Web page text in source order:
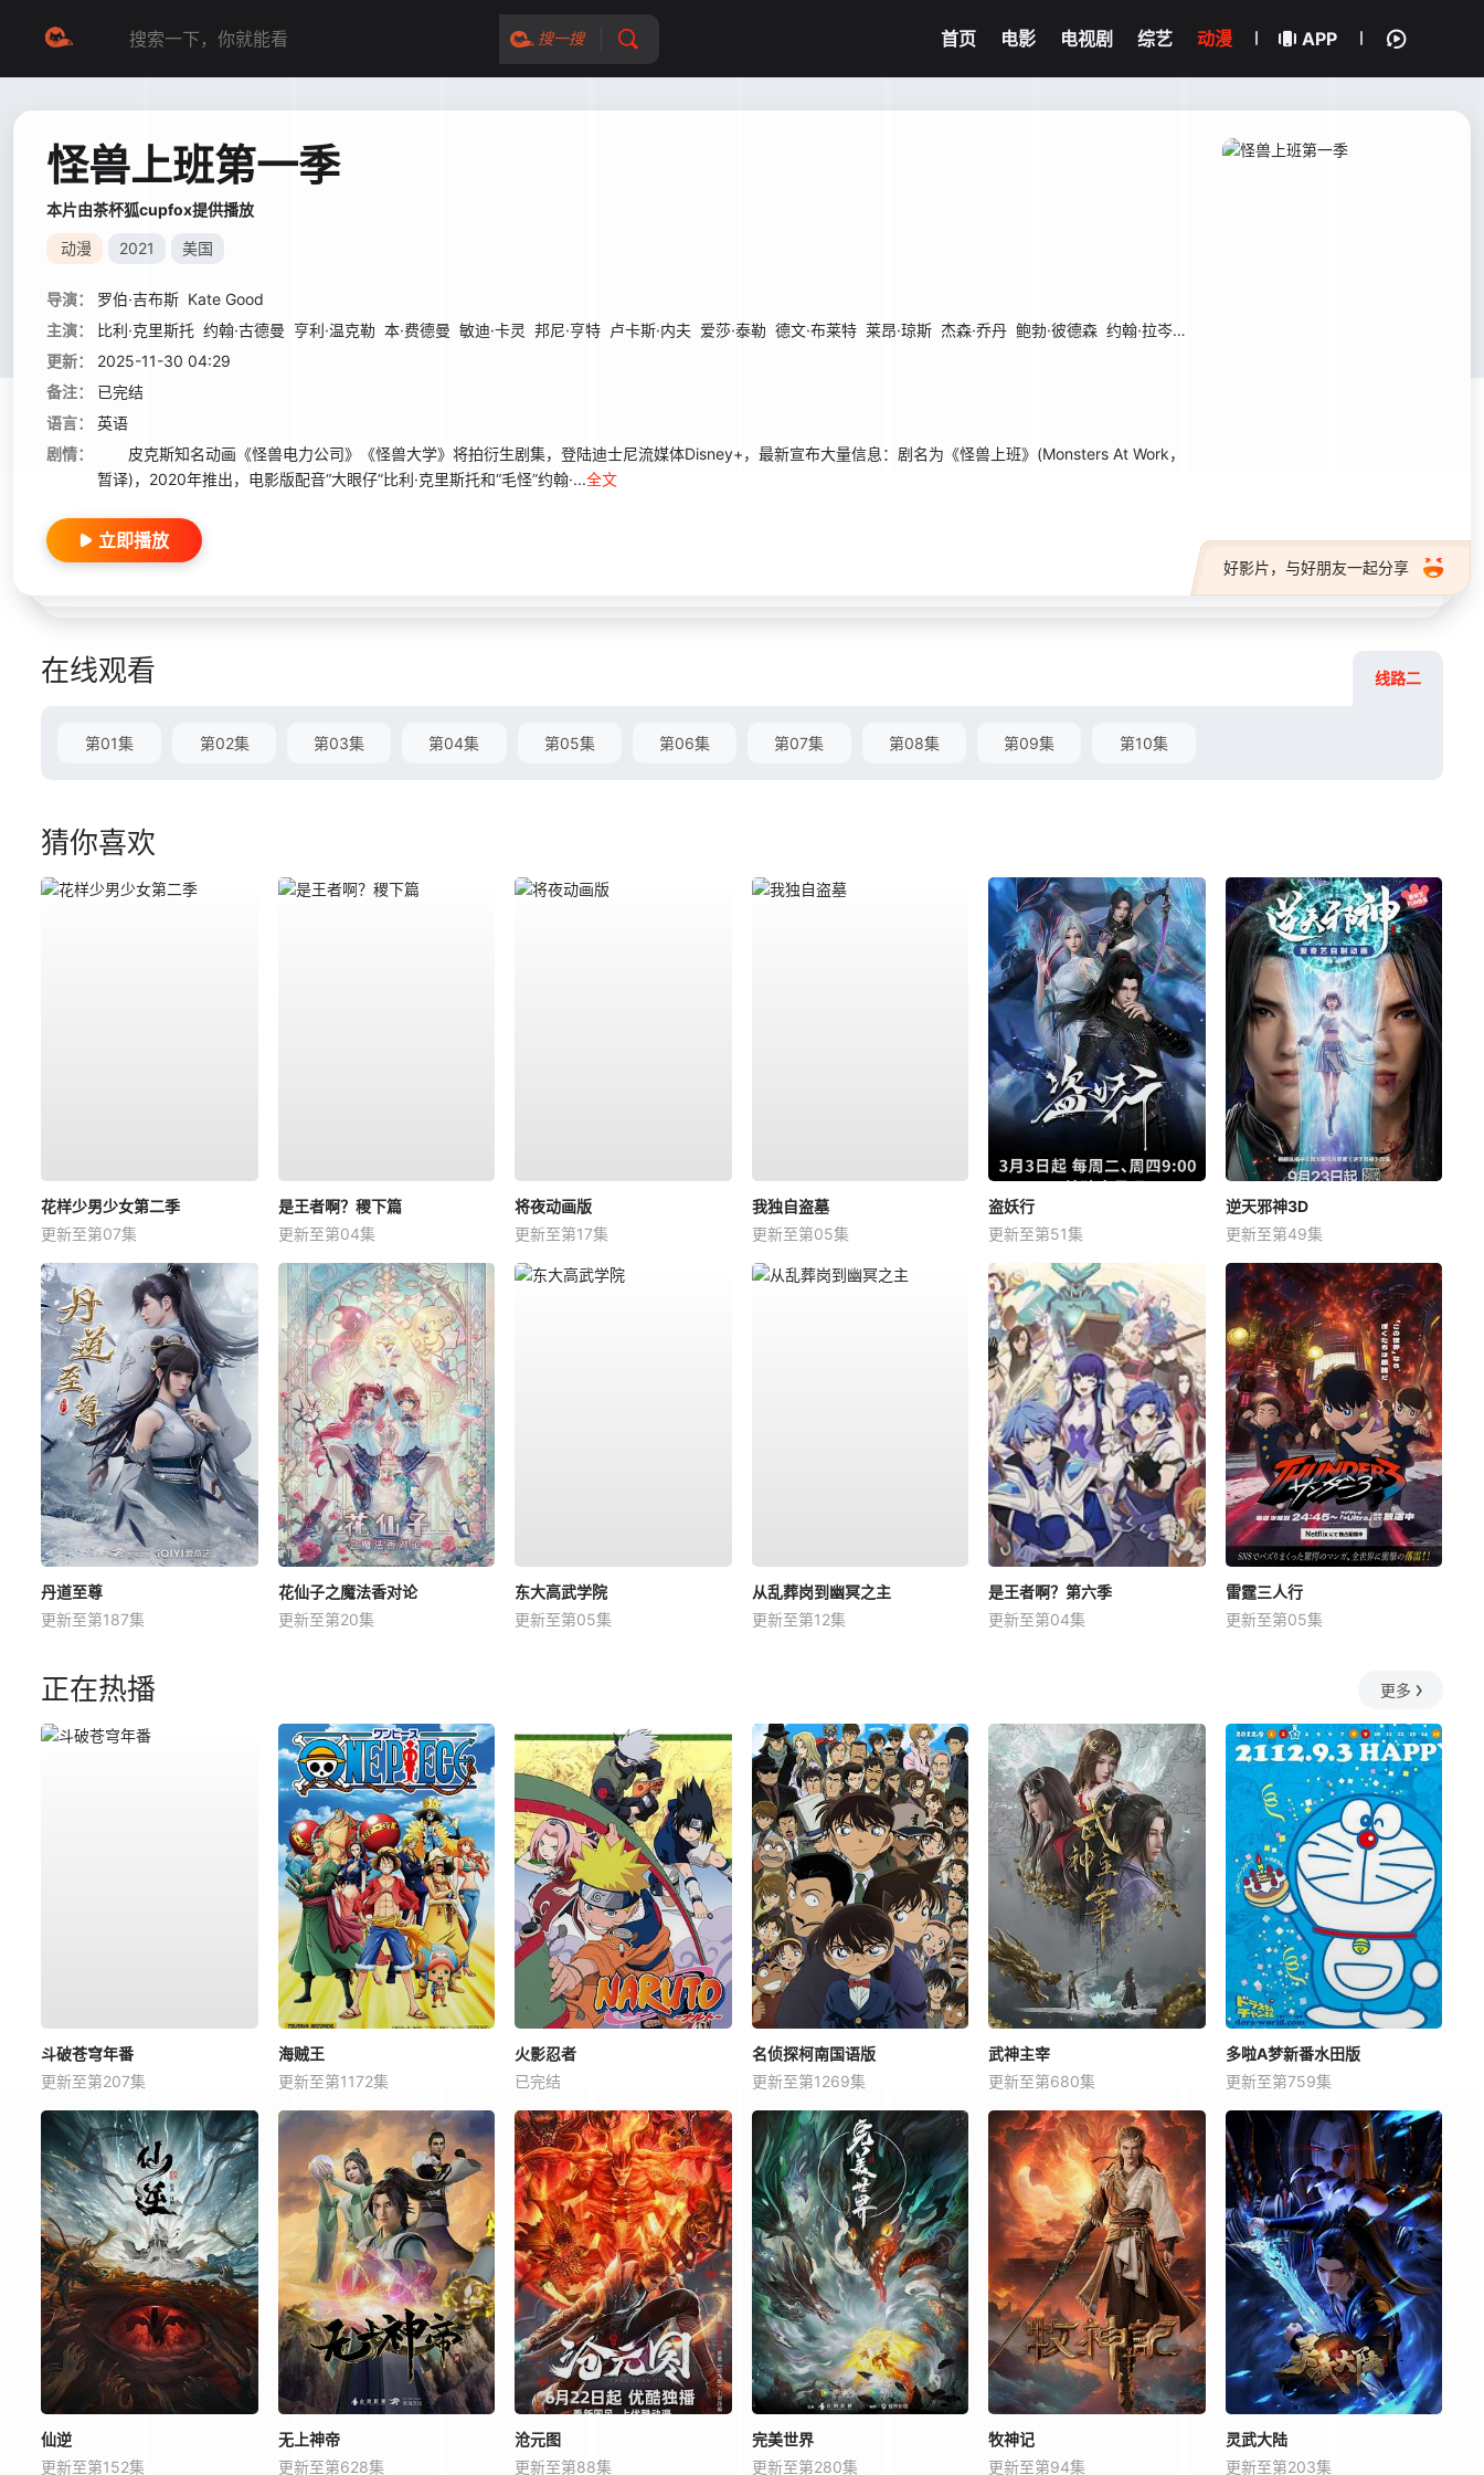
搜一搜 首页 电影 电视剧 综艺 动漫 APP
怪兽上班第一季
本片由茶杯狐cupfox提供播放
动漫 2021 美国
导演： 罗伯·吉布斯 Kate Good
主演：
比利·克里斯托 约翰·古德曼 亨利·温克勒 本·费德曼 敏迪·卡灵 邦尼·亨特 卢卡斯·内夫 爱莎·泰勒 德文·布莱特 莱昂·琼斯 杰森·乔丹 鲍勃·彼德森 约翰·拉岑贝格
更新：
2025-11-30 04:29
备注：
已完结
语言：
英语
剧情：
皮克斯知名动画《怪兽电力公司》《怪兽大学》将拍衍生剧集，登陆迪士尼流媒体Disney+，最新宣布大量信息：剧名为《怪兽上班》(Monsters At Work，
暂译)，2020年推出，电影版配音“大眼仔”比利·克里斯托和“毛怪”约翰·...全文
好影片，与好朋友一起分享
立即播放
在线观看 线路二
第01集 第02集 第03集 第04集 第05集 第06集 第07集 第08集 第09集 第10集
猜你喜欢
花样少男少女第二季
更新至第07集
是王者啊？稷下篇
更新至第04集
将夜动画版
更新至第17集
我独自盗墓
更新至第05集
盗妖行
更新至第51集
逆天邪神3D
更新至第49集
丹道至尊
更新至第187集
花仙子之魔法香对论
更新至第20集
东大高武学院
更新至第05集
从乱葬岗到幽冥之主
更新至第12集
是王者啊？第六季
更新至第04集
雷霆三人行
更新至第05集
正在热播 更多
斗破苍穹年番
更新至第207集
海贼王
更新至第1172集
火影忍者
已完结
名侦探柯南国语版
更新至第1269集
武神主宰
更新至第680集
多啦A梦新番水田版
更新至第759集
仙逆
更新至第152集
无上神帝
更新至第628集
沧元图
更新至第88集
完美世界
更新至第280集
牧神记
更新至第94集
灵武大陆
更新至第203集